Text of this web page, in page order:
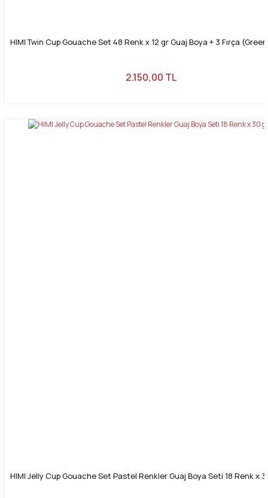
HIMI Twin Cup Gouache Set 48 Renk x 12 gr Guaj Boya + 3 Fırça
2.150,00 TL
HIMI Jelly Cup Gouache Set Pastel Renkler Guaj Boya Seti 18 Renk x